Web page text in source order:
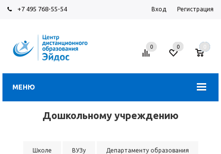
+7 495 768-55-54 Вход Регистрация
МЕНЮ
0 0 0
Дошкольному учреждению
Школе ВУЗу Департаменту образования